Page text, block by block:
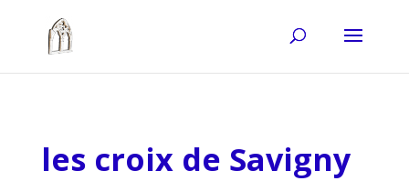
les croix de Savigny